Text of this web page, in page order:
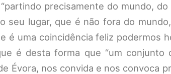
precisamente do mundo,
seu lugar, que é não fora do
é uma coincidência feliz podermos
é desta forma que “um
Évora, nos convida e nos convoca